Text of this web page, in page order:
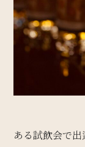
ある試飲会で出